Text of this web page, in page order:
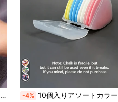
-4% 10個入りアソートカラー トレーシングパウダー 洋裁マーキングツール 生地用チョーク、母の日やバレンタインデーのプレゼントにおすすめ (ランダムカラー)。注意: 壊れやすい商品のため輸送中に破損する可能性がありますが、使用には影響ありません。気に入らない場合は慎重にご購入ください。